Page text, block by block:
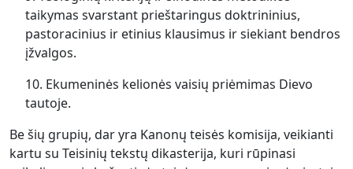
taikymas svarstant prieštaringus doktrininius,
pastoracinius ir etinius klausimus ir siekiant bendros
įžvalgos.
10. Ekumeninės kelionės vaisių priėmimas Dievo
tautoje.
Be šių grupių, dar yra Kanonų teisės komisija, veikianti
kartu su Teisinių tekstų dikasterija, kuri rūpinasi